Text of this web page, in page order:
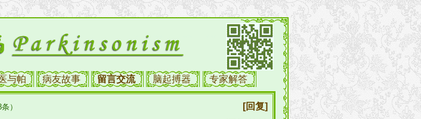
与帕 病友故事 留言交流 脑起搏器 专家解答
）
[回复]